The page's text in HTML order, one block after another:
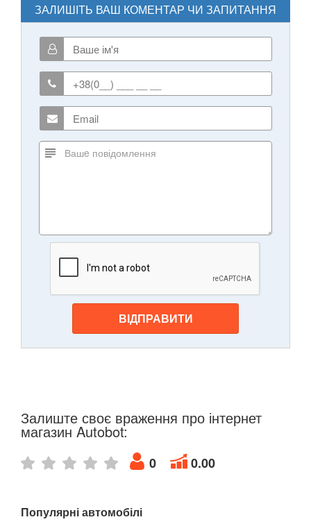
ЗАЛИШІТЬ ВАШ КОМЕНТАР ЧИ ЗАПИТАННЯ
ВІДПРАВИТИ
Залиште своє враження про інтернет
магазин Autobot:
0 0.00
Популярні автомобілі